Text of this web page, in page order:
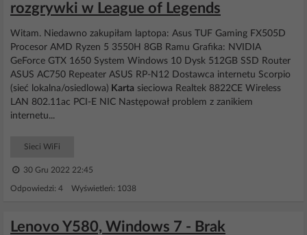
rozgrywki w League of Legends
Witam. Niedawno zakupiłam laptopa: Asus TUF Gaming FX505D
Procesor AMD Ryzen 5 3550H 8GB Ramu Grafika: NVIDIA
GeForce GTX 1650 System Windows 10 Dysk 512GB SSD Router
ASUS AC750 Repeater ASUS RP-N12 Dostawca internetu Scorpio
(sieć lokalna/osiedlowa) Karta sieciowa Realtek 8822CE Wireless
LAN 802.11ac PCI-E NIC Następował problem z zanikiem
internetu...
Sieci WiFi
30 Gru 2022 22:45
Odpowiedzi: 4 Wyświetleń: 1038
Lenovo Y580, Windows 7 - Brak